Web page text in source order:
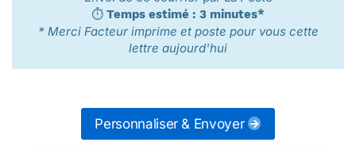
⏱️ Temps estimé : 3 minutes*
* Merci Facteur imprime et poste pour vous cette
lettre aujourd'hui
Personnaliser & Envoyer